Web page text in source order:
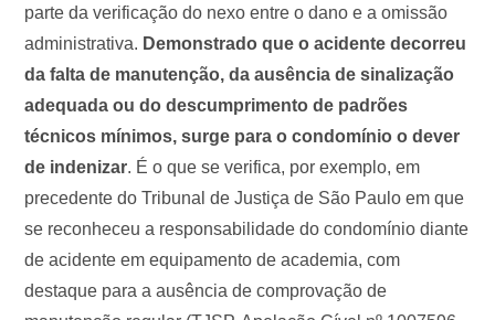
parte da verificação do nexo entre o dano e a omissão
administrativa. Demonstrado que o acidente decorreu
da falta de manutenção, da ausência de sinalização
adequada ou do descumprimento de padrões
técnicos mínimos, surge para o condomínio o dever
de indenizar. É o que se verifica, por exemplo, em
precedente do Tribunal de Justiça de São Paulo em que
se reconheceu a responsabilidade do condomínio diante
de acidente em equipamento de academia, com
destaque para a ausência de comprovação de